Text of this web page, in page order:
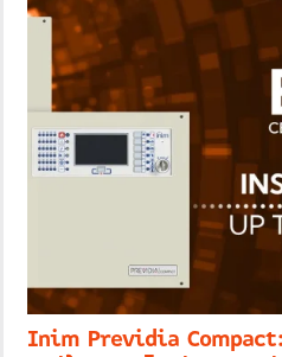
Inim Previdia